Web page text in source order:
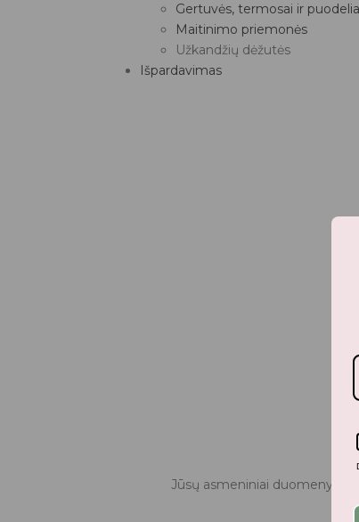
Gertuvės, termosai ir
Maitinimo priemonės
Užkandžių dėžutės
Išpardavimas
Jūsų asmeniniai duomenys